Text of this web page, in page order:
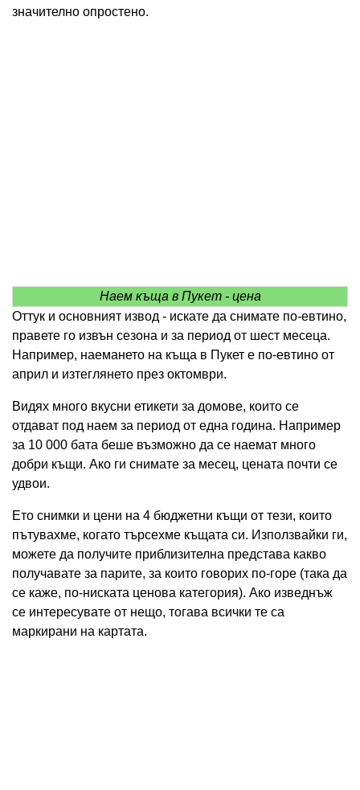
значително опростено.
Наем къща в Пукет - цена
Оттук и основният извод - искате да снимате по-евтино,
правете го извън сезона и за период от шест месеца.
Например, наемането на къща в Пукет е по-евтино от
април и изтеглянето през октомври.
Видях много вкусни етикети за домове, които се
отдават под наем за период от една година. Например
за 10 000 бата беше възможно да се наемат много
добри къщи. Ако ги снимате за месец, цената почти се
удвои.
Ето снимки и цени на 4 бюджетни къщи от тези, които
пътувахме, когато търсехме къщата си. Използвайки ги,
можете да получите приблизителна представа какво
получавате за парите, за които говорих по-горе (така да
се каже, по-ниската ценова категория). Ако изведнъж
се интересувате от нещо, тогава всички те са
маркирани на картата.